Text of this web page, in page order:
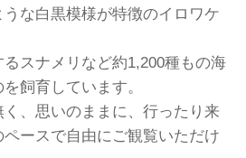
な白黒模様が特徴のイロワケ
スナメリなど約1,200種もの海
飼育しています。
、思いのままに、行ったり来
ースで自由にご観覧いただけ